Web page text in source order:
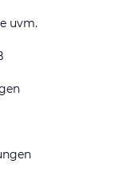
uvm.